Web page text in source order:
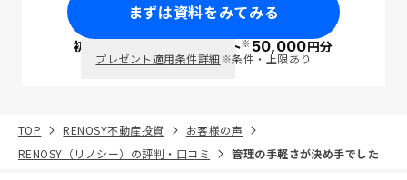
まずは資料をみてみる
初回面談で ポイント※50,000円分
プレゼント適用条件詳細※条件・上限あり
TOP RENOSY不動産投資
お客様の声
RENOSY（リノシー）の評判・口コミ
管理の手軽さが決め手でした